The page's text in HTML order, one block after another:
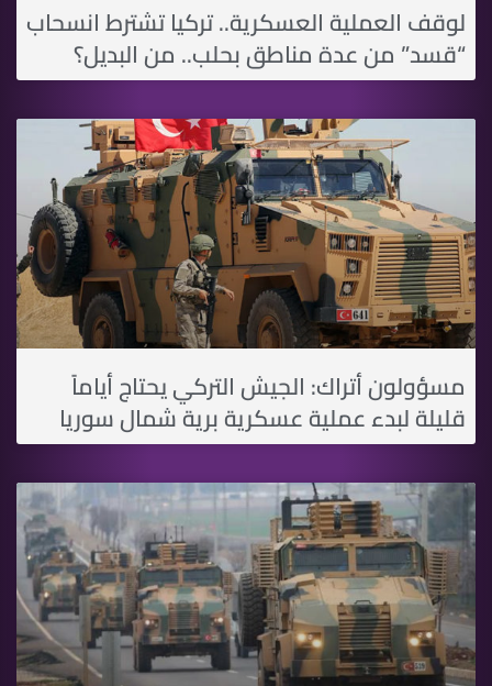
لوقف العملية العسكرية.. تركيا تشترط انسحاب
“قسد” من عدة مناطق بحلب.. من البديل؟
مسؤولون أتراك: الجيش التركي يحتاج أياماً
قليلة لبدء عملية عسكرية برية شمال سوريا